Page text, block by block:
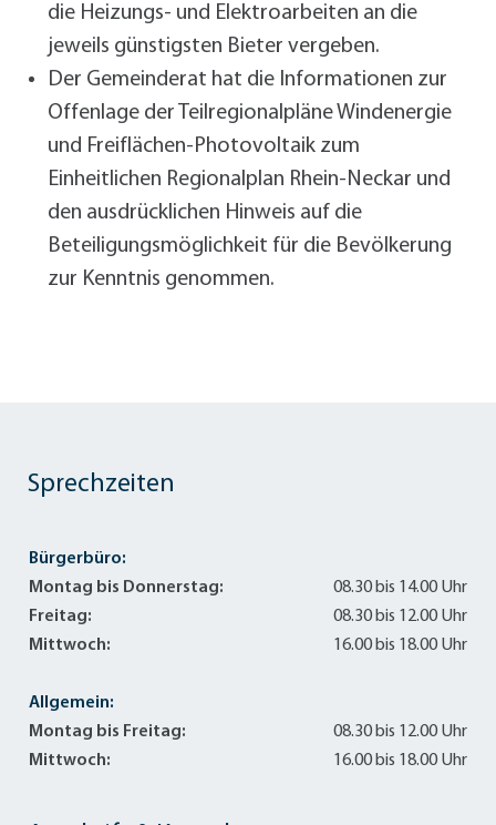
die Heizungs- und Elektroarbeiten an die
jeweils günstigsten Bieter vergeben.
Der Gemeinderat hat die Informationen zur
Offenlage der Teilregionalpläne Windenergie
und Freiflächen-Photovoltaik zum
Einheitlichen Regionalplan Rhein-Neckar und
den ausdrücklichen Hinweis auf die
Beteiligungsmöglichkeit für die Bevölkerung
zur Kenntnis genommen.
Sprechzeiten
Bürgerbüro:
Montag bis Donnerstag:
08.30 bis 14.00 Uhr
Freitag:
08.30 bis 12.00 Uhr
Mittwoch:
16.00 bis 18.00 Uhr
Allgemein:
Montag bis Freitag:
08.30 bis 12.00 Uhr
Mittwoch:
16.00 bis 18.00 Uhr